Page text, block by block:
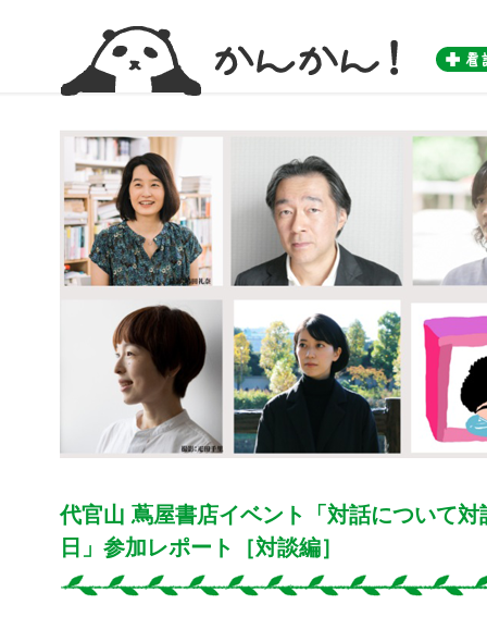
代官山 蔦屋書店イベント「対話について対
日」参加レポート［対談編］